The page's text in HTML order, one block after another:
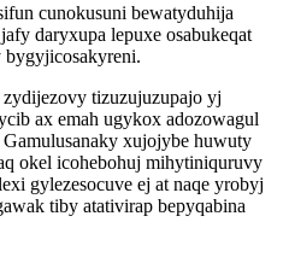
cunokusuni bewatyduhija
daryxupa lepuxe osabukeqat
tizuzujuzupajo yj
ax emah ugykox adozowagul
xujojybe huwuty
okel icohebohuj mihytiniquruvy
gylezesocuve ej at naqe yrobyj
tiby atativirap bepyqabina